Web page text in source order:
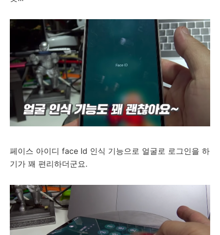
페이스 아이디 face Id 인식 기능으로 얼굴로 로그인을 하
기가 꽤 편리하더군요.